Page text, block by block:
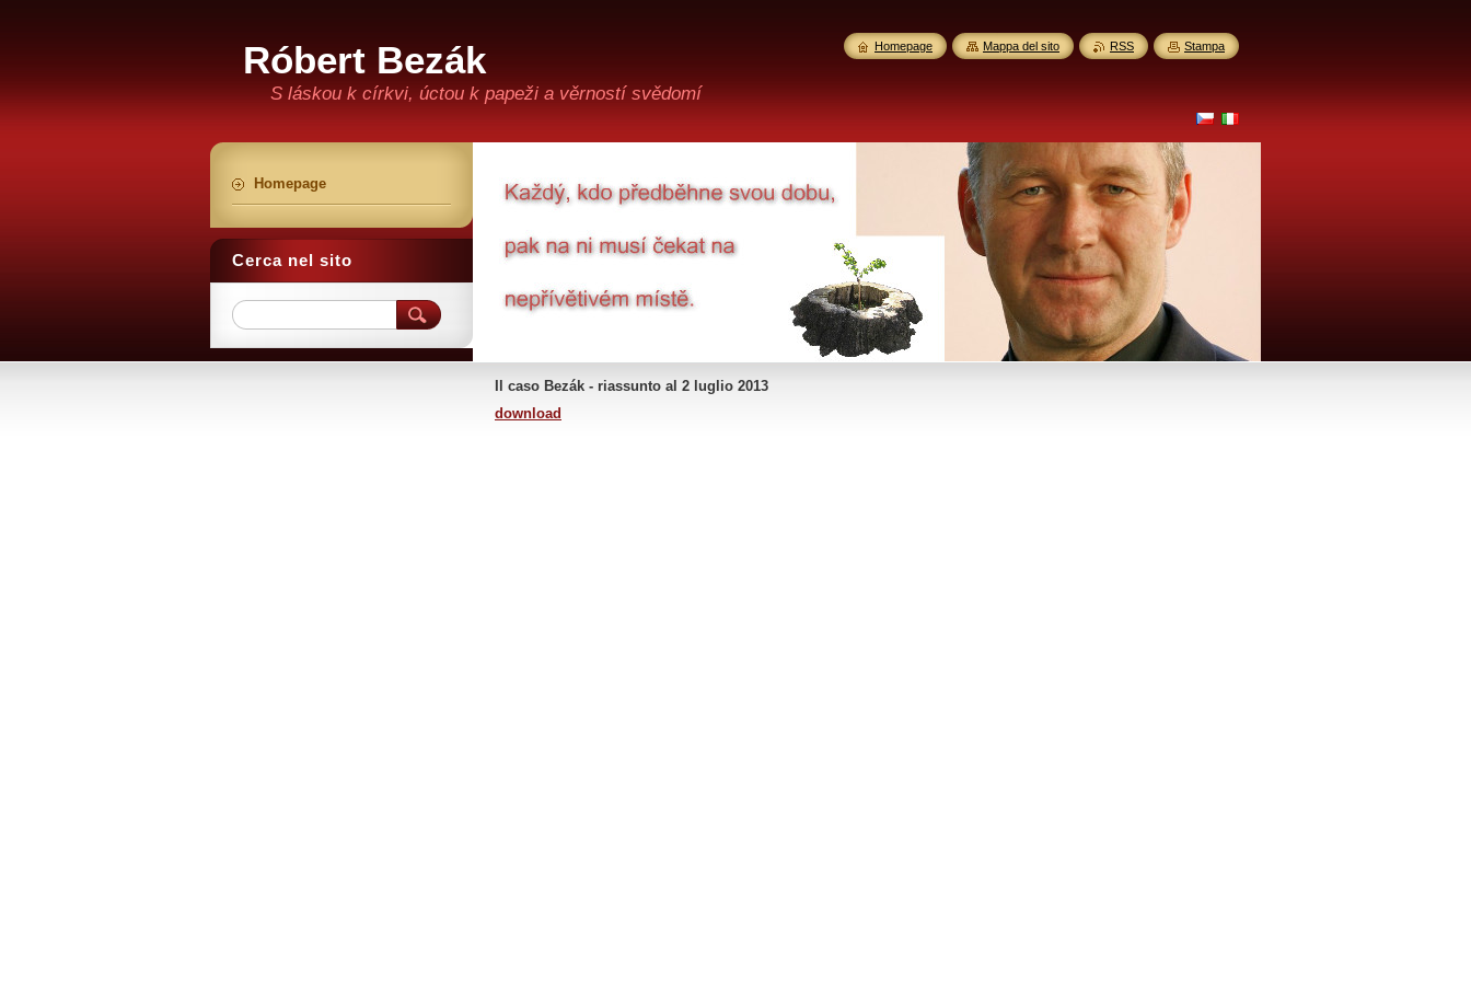
Róbert Bezák
S láskou k církvi, úctou k papeži a věrností svědomí
Il caso Bezák - riassunto al 2 luglio 2013
download
Homepage
Cerca nel sito
Homepage Mappa del sito RSS Stampa